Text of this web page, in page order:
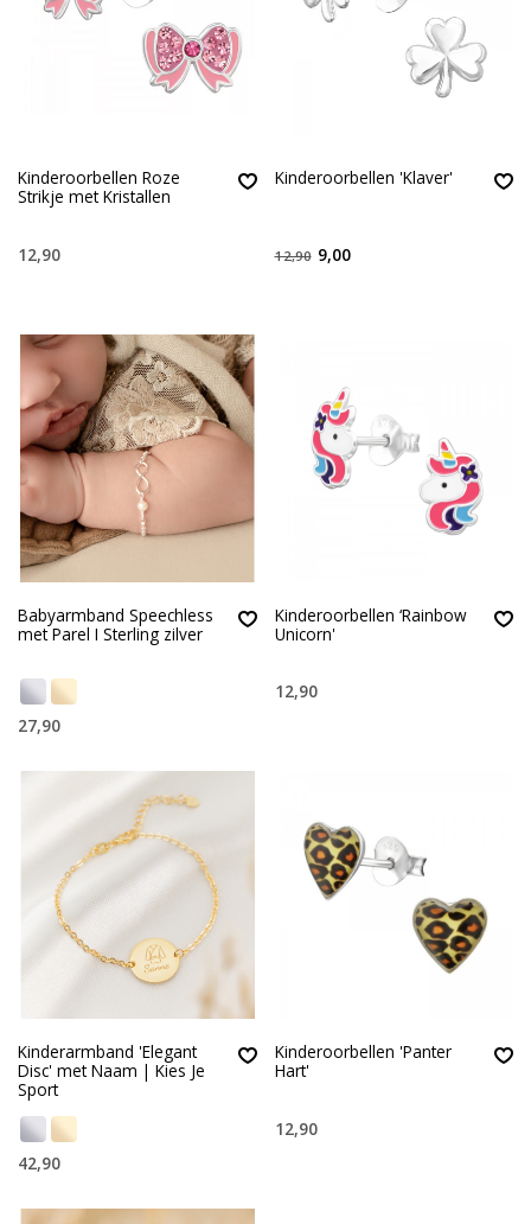
Kinderoorbellen Roze
Strikje met Kristallen
12,90
Kinderoorbellen 'Klaver'
12,90 9,00
Babyarmband Speechless
met Parel I Sterling zilver
27,90
Kinderoorbellen ‘Rainbow
Unicorn'
12,90
Kinderarmband 'Elegant
Disc' met Naam | Kies Je
Sport
42,90
Kinderoorbellen 'Panter
Hart'
12,90